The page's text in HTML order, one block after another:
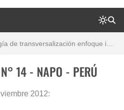
11 - del 30 de abril de 2023
10 - del 31 de marzo de 2023
14 - NAPO - PERÚ
2012: